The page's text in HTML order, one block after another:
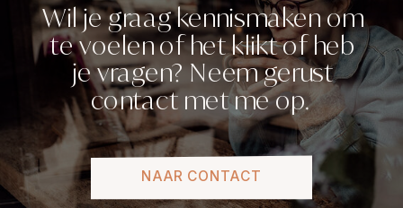
Wil je graag kennismaken om
te voelen of het klikt of heb
je vragen? Neem gerust
contact met me op.
NAAR CONTACT